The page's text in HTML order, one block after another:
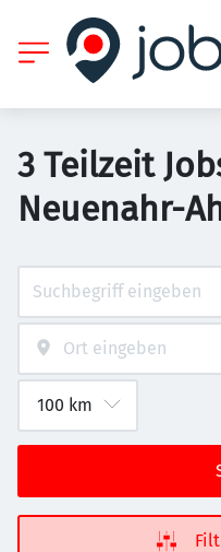
3 Teilzeit
Neuenahr-